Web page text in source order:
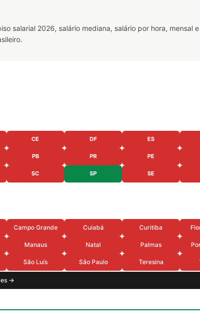
salarial 2026, salário mediana, salário por hora, mensal
CE DF ES
PB PR PE
SC SP SE
Campo Grande Cuiabá Curitiba
Manaus Natal Palmas
São Luís São Paulo Teresina
→